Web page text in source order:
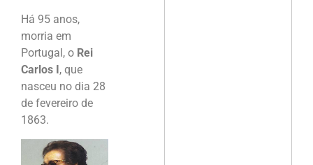
Há 95 anos,
morria em
Portugal, o Rei
Carlos I , que
nasceu no dia 28
de fevereiro de
1863.